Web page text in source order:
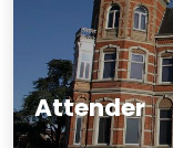
Attender